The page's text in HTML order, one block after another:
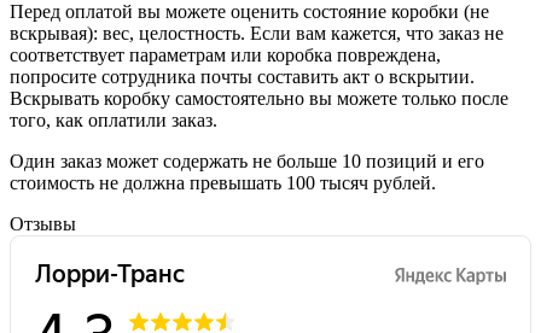
Перед оплатой вы можете оценить состояние коробки (не
вскрывая): вес, целостность. Если вам кажется, что заказ не
соответствует параметрам или коробка повреждена,
попросите сотрудника почты составить акт о вскрытии.
Вскрывать коробку самостоятельно вы можете только после
того, как оплатили заказ.
Один заказ может содержать не больше 10 позиций и его
стоимость не должна превышать 100 тысяч рублей.
Отзывы